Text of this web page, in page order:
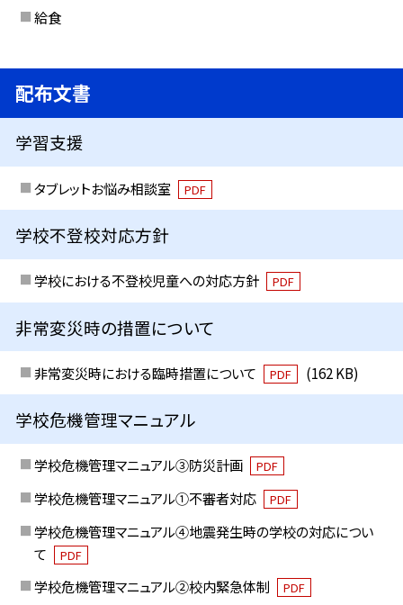
給食
配布文書
学習支援
タブレットお悩み相談室 PDF
学校不登校対応方針
学校における不登校児童への対応方針 PDF
非常変災時の措置について
非常変災時における臨時措置について PDF (162 KB)
学校危機管理マニュアル
学校危機管理マニュアル③防災計画 PDF
学校危機管理マニュアル①不審者対応 PDF
学校危機管理マニュアル④地震発生時の学校の対応につい
て
PDF
学校危機管理マニュアル②校内緊急体制 PDF